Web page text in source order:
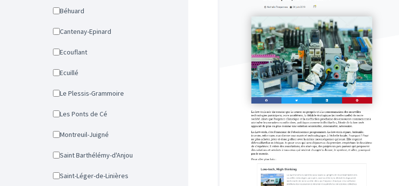
Béhuard
Cantenay-Epinard
Ecouflant
Ecuillé
Le Plessis-Grammoire
Les Ponts de Cé
Montreuil-Juigné
Saint Barthélémy-d'Anjou
Saint-Léger-de-Linières